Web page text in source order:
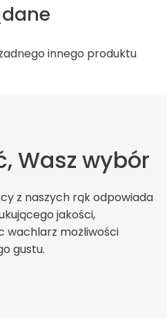
innego produktu
Wasz wybór
z naszych rąk odpowiada
jakości,
wachlarz możliwości
gustu.